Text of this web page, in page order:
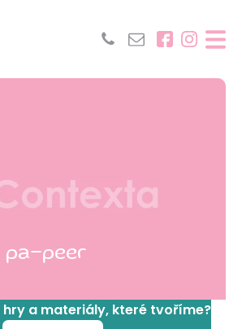
pa-peer
a materiály, které tvoříme?